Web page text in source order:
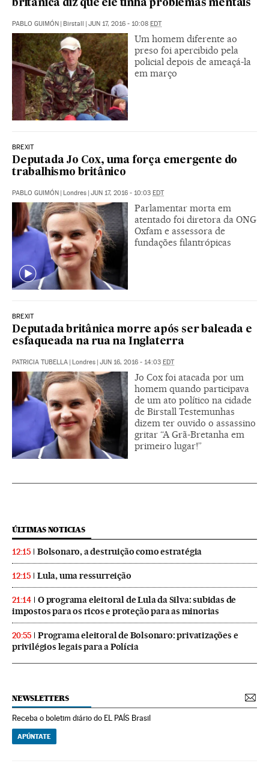
britânica diz que ele tinha problemas mentais
PABLO GUIMÓN Birstall JUN 17, 2016 - 10:08 EDT
Um homem diferente ao
preso foi apercibido pela
policial depois de ameaçá-la
em março
BREXIT
Deputada Jo Cox, uma força emergente do
trabalhismo britânico
PABLO GUIMÓN Londres JUN 17, 2016 - 10:03 EDT
Parlamentar morta em
atentado foi diretora da ONG
Oxfam e assessora de
fundações filantrópicas
BREXIT
Deputada britânica morre após ser baleada e
esfaqueada na rua na Inglaterra
PATRICIA TUBELLA | Londres | JUN 16, 2016 - 14:03 EDT
Jo Cox foi atacada por um
homem quando participava
de um ato político na cidade
de Birstall Testemunhas
dizem ter ouvido o assassino
gritar “A Grã-Bretanha em
primeiro lugar!”
ÚLTIMAS NOTICIAS
12:15 Bolsonaro, a destruição como estratégia
12:15 Lula, uma ressurreição
21:14
O programa eleitoral de Lula da Silva: subidas de
impostos para os ricos e proteção para as minorias
20:55
Programa eleitoral de Bolsonaro: privatizações e
privilégios legais para a Polícia
NEWSLETTERS
Receba o boletim diário do EL PAÍS Brasil
APÚNTATE